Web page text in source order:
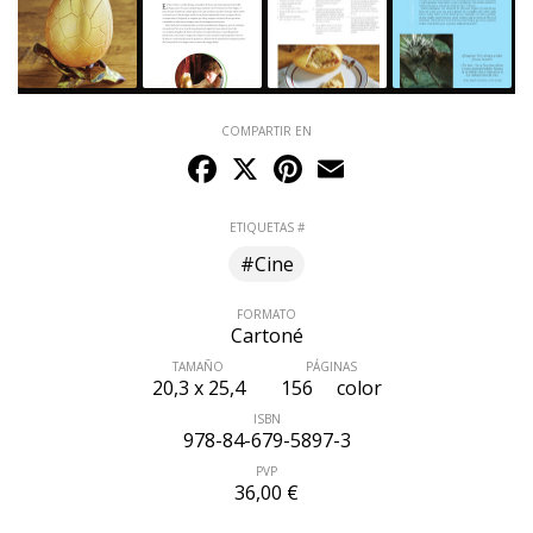
COMPARTIR EN
Facebook
X Pinterest
ETIQUETAS #
#Cine
FORMATO
Cartoné
TAMAÑO
20,3 x 25,4
PÁGINAS
156 color
ISBN
978-84-679-5897-3
PVP
36,00 €